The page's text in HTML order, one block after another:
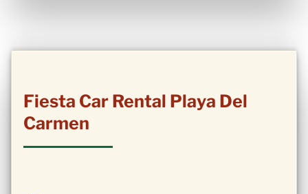
Fiesta Car Rental Playa Del
Carmen